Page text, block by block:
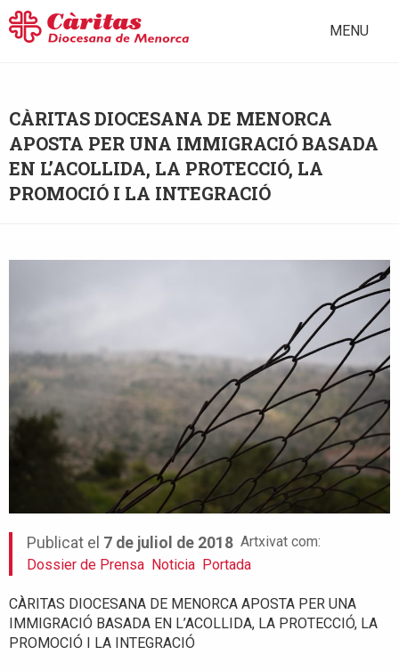
MENU
CÀRITAS DIOCESANA DE MENORCA
APOSTA PER UNA IMMIGRACIÓ BASADA
EN L’ACOLLIDA, LA PROTECCIÓ, LA
PROMOCIÓ I LA INTEGRACIÓ
Publicat el 7 de juliol de 2018 Artxivat com:
Dossier de Prensa Noticia Portada
CÀRITAS DIOCESANA DE MENORCA APOSTA PER UNA
IMMIGRACIÓ BASADA EN L’ACOLLIDA, LA PROTECCIÓ, LA
PROMOCIÓ I LA INTEGRACIÓ